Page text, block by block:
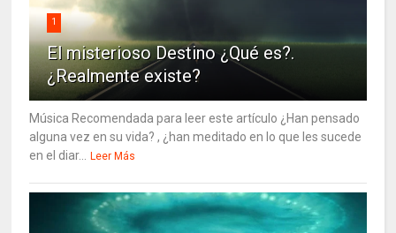
1
El misterioso Destino ¿Qué es?.
¿Realmente existe?
Música Recomendada para leer este artículo ¿Han pensado
alguna vez en su vida? , ¿han meditado en lo que les sucede
en el diar...
Leer Más